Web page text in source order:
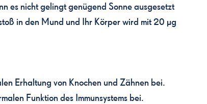
es nicht gelingt genügend Sonne ausgesetzt
in den Mund und Ihr Körper wird mit 20 µg
Erhaltung von Knochen und Zähnen bei.
Funktion des Immunsystems bei.